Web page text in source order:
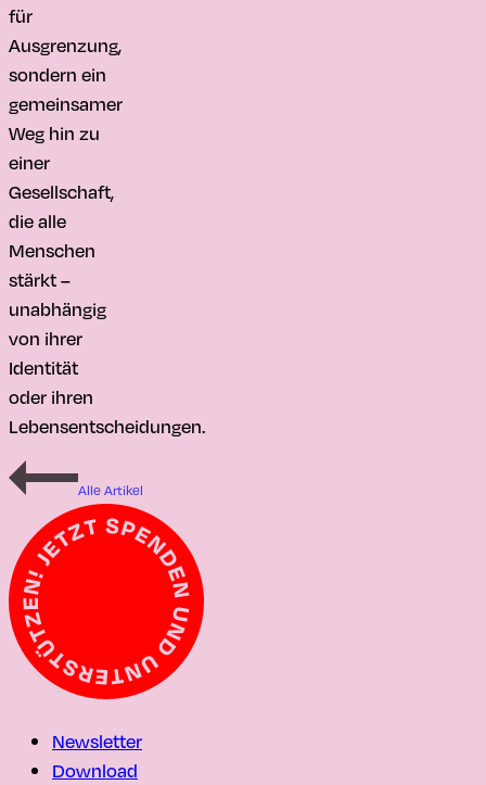
für
Ausgrenzung,
sondern ein
gemeinsamer
Weg hin zu
einer
Gesellschaft,
die alle
Menschen
stärkt –
unabhängig
von ihrer
Identität
oder ihren
Lebensentscheidungen.
Alle Artikel
Newsletter
Download